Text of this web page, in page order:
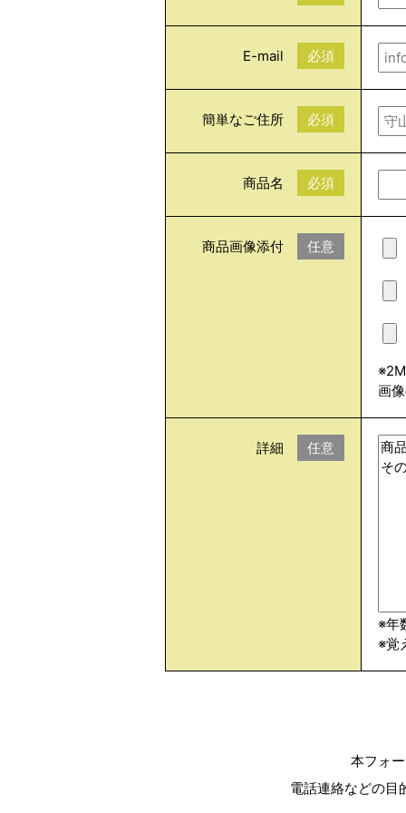
E-mail 必須
簡単なご住所 必須
商品名 必須
商品画像添付 任意
画
詳細 任意
※年
※覚
本フォ
電話連絡などの目